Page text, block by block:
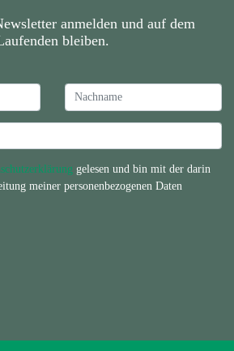
anmelden und auf dem
bleiben.
gelesen und bin mit der darin
meiner personenbezogenen Daten